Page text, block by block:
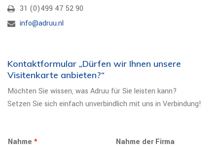
31 (0)499 47 52 90
info@adruu.nl
Kontaktformular „Dürfen wir Ihnen unsere
Visitenkarte anbieten?“
Möchten Sie wissen, was Adruu für Sie leisten kann?
Setzen Sie sich einfach unverbindlich mit uns in Verbindung!
Nahme * Nahme der Firma